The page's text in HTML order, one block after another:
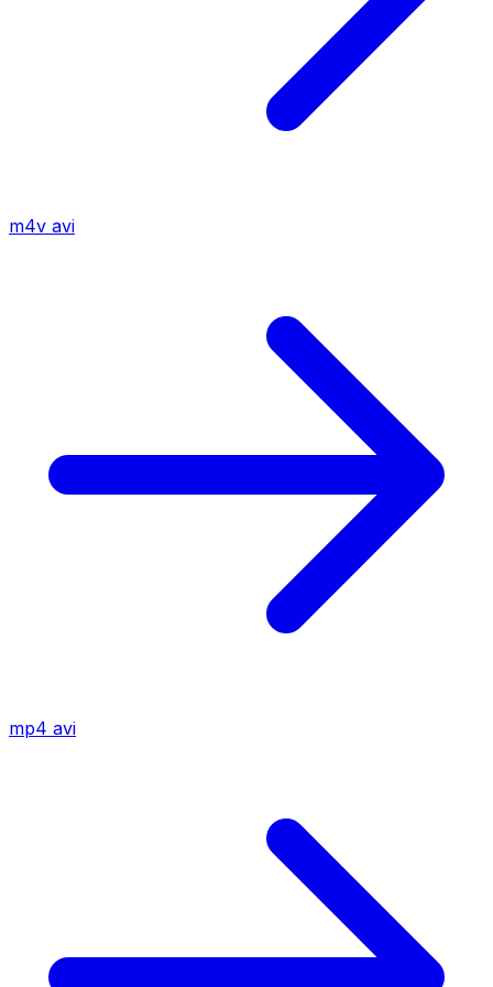
m4v avi
mp4 avi